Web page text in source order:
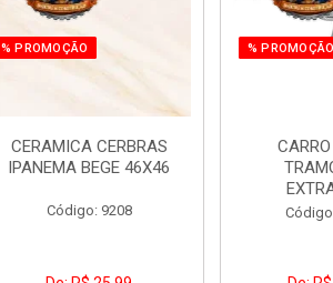
% PROMOÇÃO
CERAMICA CERBRAS
IPANEMA BEGE 46X46
Código: 9208
%